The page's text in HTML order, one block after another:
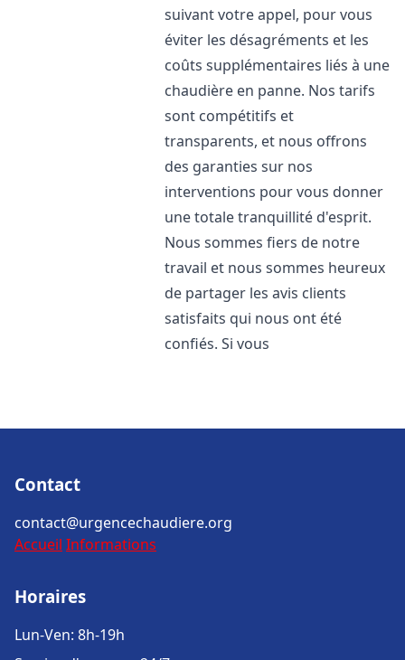
suivant votre appel, pour vous
éviter les désagréments et les
coûts supplémentaires liés à une
chaudière en panne. Nos tarifs
sont compétitifs et
transparents, et nous offrons
des garanties sur nos
interventions pour vous donner
une totale tranquillité d'esprit.
Nous sommes fiers de notre
travail et nous sommes heureux
de partager les avis clients
satisfaits qui nous ont été
confiés. Si vous
Contact
contact@urgencechaudiere.org
Accueil Informations
Horaires
Lun-Ven: 8h-19h